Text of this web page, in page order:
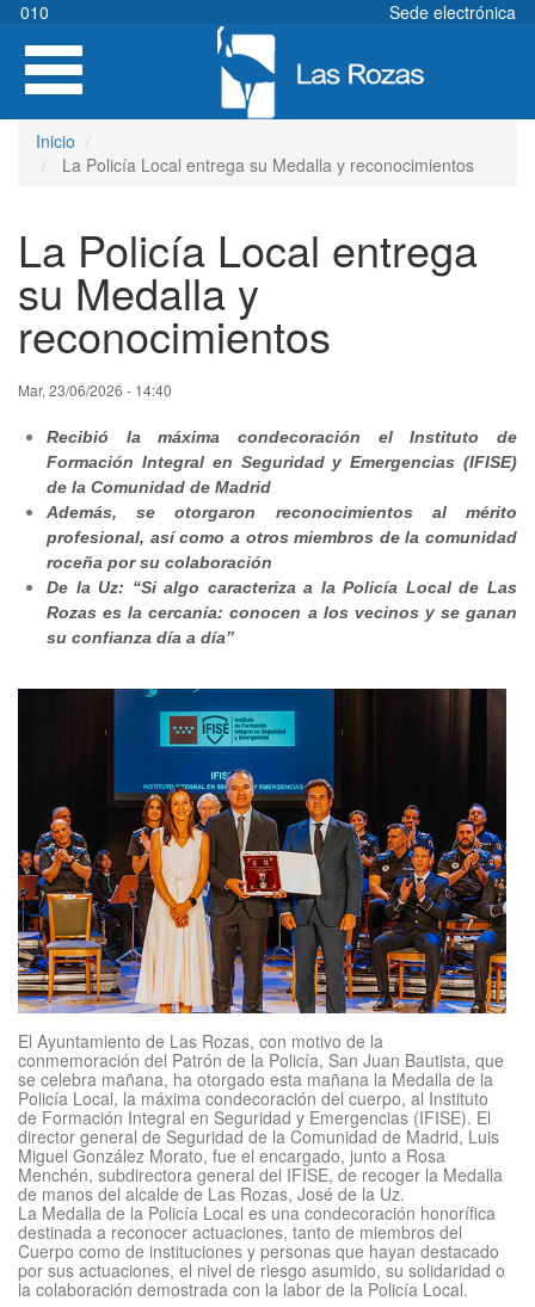
Pasar
contenido
principal
010
Sede electrónica
Toggle
navigation
Inicio
La Policía Local entrega su Medalla y reconocimientos
La Policía Local entrega
su Medalla y
reconocimientos
Mar, 23/06/2026 - 14:40
Recibió la máxima condecoración el Instituto de
Formación Integral en Seguridad y Emergencias (IFISE)
de la Comunidad de Madrid
Además, se otorgaron reconocimientos al mérito
profesional, así como a otros miembros de la comunidad
roceña por su colaboración
De la Uz: “Si algo caracteriza a la Policía Local de Las
Rozas es la cercanía: conocen a los vecinos y se ganan
su confianza día a día”
El Ayuntamiento de Las Rozas, con motivo de la
conmemoración del Patrón de la Policía, San Juan Bautista, que
se celebra mañana, ha otorgado esta mañana la Medalla de la
Policía Local, la máxima condecoración del cuerpo, al Instituto
de Formación Integral en Seguridad y Emergencias (IFISE). El
director general de Seguridad de la Comunidad de Madrid, Luis
Miguel González Morato, fue el encargado, junto a Rosa
Menchén, subdirectora general del IFISE, de recoger la Medalla
de manos del alcalde de Las Rozas, José de la Uz.
La Medalla de la Policía Local es una condecoración honorífica
destinada a reconocer actuaciones, tanto de miembros del
Cuerpo como de instituciones y personas que hayan destacado
por sus actuaciones, el nivel de riesgo asumido, su solidaridad o
la colaboración demostrada con la labor de la Policía Local.